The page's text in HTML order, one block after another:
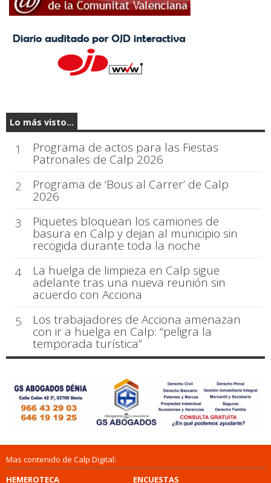
Lo más visto...
1 Programa de actos para las Fiestas
Patronales de Calp 2026
2
Programa de ‘Bous al Carrer’ de Calp
2026
3
Piquetes bloquean los camiones de
basura en Calp y dejan al municipio sin
recogida durante toda la noche
4
La huelga de limpieza en Calp sigue
adelante tras una nueva reunión sin
acuerdo con Acciona
5
Los trabajadores de Acciona amenazan
con ir a huelga en Calp: “peligra la
temporada turística”
Mas contenido de Calp Digital:
HEMEROTECA
ENCUESTAS